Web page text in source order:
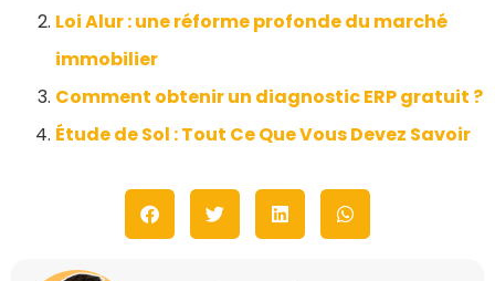
Loi Alur : une réforme profonde du marché
immobilier
Comment obtenir un diagnostic ERP gratuit ?
Étude de Sol : Tout Ce Que Vous Devez Savoir